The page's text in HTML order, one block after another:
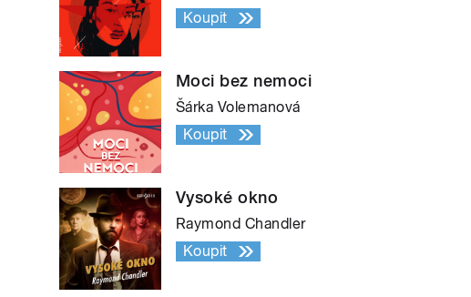
Koupit
Moci bez nemoci
Šárka Volemanová
Koupit
Vysoké okno
Raymond Chandler
Koupit